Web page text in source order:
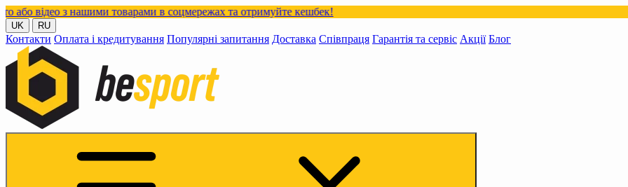
з нашими товарами в соцмережах та отримуйте кешбек!
UK RU
Контакти Оплата і кредитування Популярні запитання Доставка Співпраця Гарантія та сервіс Акції Блог